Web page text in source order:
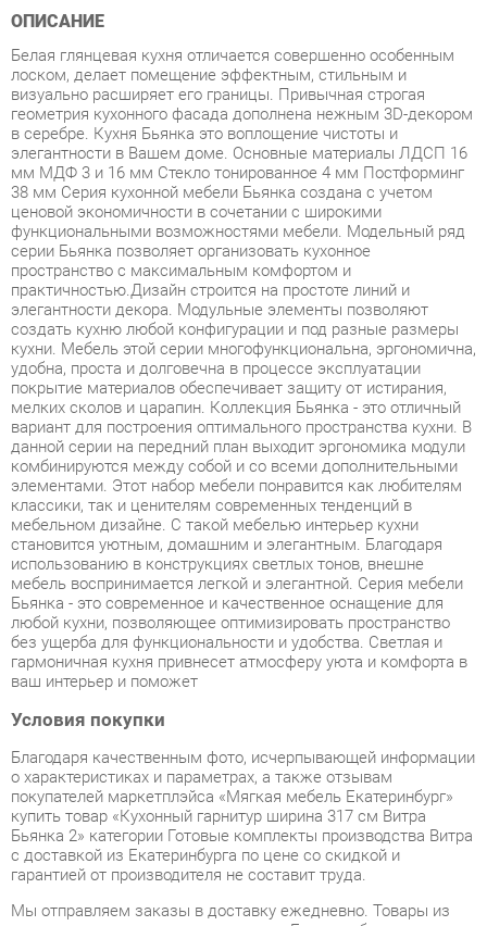
лоском, делает помещение эффектным, стильным и
визуально расширяет его границы. Привычная строгая
геометрия кухонного фасада дополнена нежным 3D-декором
в серебре. Кухня Бьянка это воплощение чистоты и
элегантности в Вашем доме. Основные материалы ЛДСП 16
мм МДФ 3 и 16 мм Стекло тонированное 4 мм Постформинг
38 мм Серия кухонной мебели Бьянка создана с учетом
ценовой экономичности в сочетании с широкими
функциональными возможностями мебели. Модельный ряд
серии Бьянка позволяет организовать кухонное
пространство с максимальным комфортом и
практичностью.Дизайн строится на простоте линий и
элегантности декора. Модульные элементы позволяют
создать кухню любой конфигурации и под разные размеры
кухни. Мебель этой серии многофункциональна, эргономична,
удобна, проста и долговечна в процессе эксплуатации
покрытие материалов обеспечивает защиту от истирания,
мелких сколов и царапин. Коллекция Бьянка - это отличный
вариант для построения оптимального пространства кухни. В
данной серии на передний план выходит эргономика модули
комбинируются между собой и со всеми дополнительными
элементами. Этот набор мебели понравится как любителям
классики, так и ценителям современных тенденций в
мебельном дизайне. С такой мебелью интерьер кухни
становится уютным, домашним и элегантным. Благодаря
использованию в конструкциях светлых тонов, внешне
мебель воспринимается легкой и элегантной. Серия мебели
Бьянка - это современное и качественное оснащение для
любой кухни, позволяющее оптимизировать пространство
без ущерба для функциональности и удобства. Светлая и
гармоничная кухня привнесет атмосферу уюта и комфорта в
ваш интерьер и поможет
Условия покупки
Благодаря качественным фото, исчерпывающей информации
о характеристиках и параметрах, а также отзывам
купить товар «Кухонный гарнитур ширина 317 см Витра
с доставкой из Екатеринбурга по цене со скидкой и
гарантией от производителя не составит труда.
Мы отправляем заказы в доставку ежедневно. Товары из
ассортимента в наличии на складе в Екатеринбурге вы
получите не позднее48-ми часовс момента оформления
заказа. Дополнительно вы можете заказать подъём на этаж
и сборку мебельных изделий.